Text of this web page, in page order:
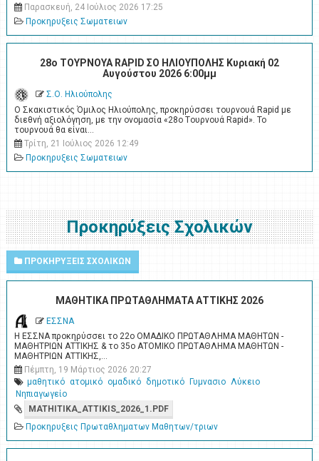
Παρασκευή, 24 Ιούλιος 2026 17:25
Προκηρυξεις Σωματειων
28ο ΤΟΥΡΝΟΥΑ RAPID ΣΟ ΗΛΙΟΥΠΟΛΗΣ Κυριακή 02
Αυγούστου 2026 6:00μμ
Σ.Ο. Ηλιούπολης
Ο Σκακιστικός Όμιλος Ηλιούπολης, προκηρύσσει τουρνουά Rapid με
διεθνή αξιολόγηση, με την ονομασία «28ο Tουρνουά Rapid». Το
τουρνουά θα είναι…
Τρίτη, 21 Ιούλιος 2026 12:49
Προκηρυξεις Σωματειων
Προκηρύξεις Σχολικών
ΠΡΟΚΗΡΥΞΕΙΣ ΣΧΟΛΙΚΩΝ
ΜΑΘΗΤΙΚΑ ΠΡΩΤΑΘΛΗΜΑΤΑ ΑΤΤΙΚΗΣ 2026
ΕΣΣΝΑ
Η ΕΣΣΝΑ προκηρύσσει το 22ο ΟΜΑΔΙΚΟ ΠΡΩΤΑΘΛΗΜΑ ΜΑΘΗΤΩΝ -
ΜΑΘΗΤΡΙΩΝ ΑΤΤΙΚΗΣ & το 35ο ΑΤΟΜΙΚΟ ΠΡΩΤΑΘΛΗΜΑ ΜΑΘΗΤΩΝ -
ΜΑΘΗΤΡΙΩΝ ΑΤΤΙΚΗΣ,…
Πέμπτη, 19 Μάρτιος 2026 20:27
μαθητικό ατομικό ομαδικό δημοτικό Γυμνασιο Λύκειο
Νηπιαγωγείο
MATHITIKA_ATTIKIS_2026_1.PDF
Προκηρυξεις Πρωταθληματων Μαθητων/τριων